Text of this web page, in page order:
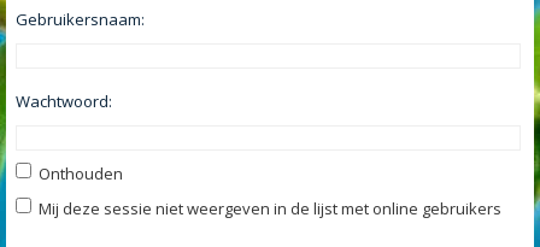
Gebruikersnaam:
Wachtwoord:
Onthouden
Mij deze sessie niet weergeven in de lijst met online gebruikers